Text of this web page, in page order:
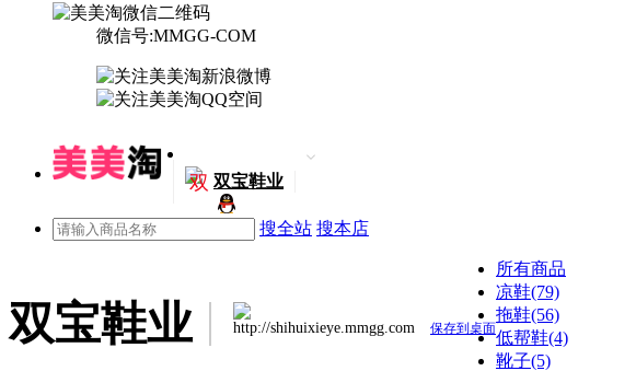
微信号:MMGG-COM
双 双宝鞋业
搜全站 搜本店
双宝鞋业 http://shihuixieye.mmgg.com 保存到桌面
所有商品
凉鞋(79)
拖鞋(56)
低帮鞋(4)
靴子(5)